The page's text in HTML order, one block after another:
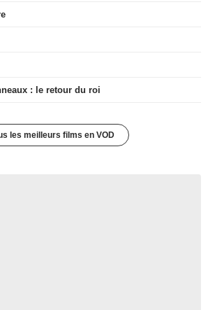
: le retour du roi
les meilleurs films en VOD